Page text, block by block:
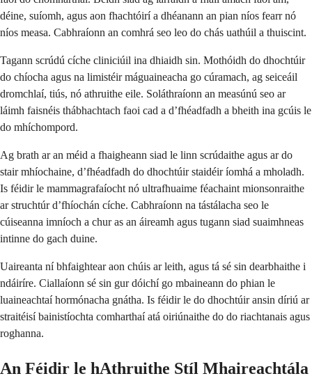
déine, suíomh, agus aon fhachtóirí a dhéanann an pian níos fearr nó
níos measa. Cabhraíonn an comhrá seo leo do chás uathúil a thuiscint.
Tagann scrúdú cíche cliniciúil ina dhiaidh sin. Mothóidh do dhochtúir
do chíocha agus na limistéir máguaineacha go cúramach, ag seiceáil
dromchlaí, tiús, nó athruithe eile. Soláthraíonn an measúnú seo ar
láimh faisnéis thábhachtach faoi cad a d’fhéadfadh a bheith ina gcúis le
do mhíchompord.
Ag brath ar an méid a fhaigheann siad le linn scrúdaithe agus ar do
stair mhíochaine, d’fhéadfadh do dhochtúir staidéir íomhá a mholadh.
Is féidir le mammagrafaíocht nó ultrafhuaime féachaint mionsonraithe
ar struchtúr d’fhíochán cíche. Cabhraíonn na tástálacha seo le
cúiseanna imníoch a chur as an áireamh agus tugann siad suaimhneas
intinne do gach duine.
Uaireanta ní bhfaightear aon chúis ar leith, agus tá sé sin dearbhaithe i
ndáiríre. Ciallaíonn sé sin gur dóichí go mbaineann do phian le
luaineachtaí hormónacha gnátha. Is féidir le do dhochtúir ansin díriú ar
straitéisí bainistíochta comharthaí atá oiriúnaithe do do riachtanais agus
roghanna.
An Féidir le hAthruithe Stíl Mhaireachtála